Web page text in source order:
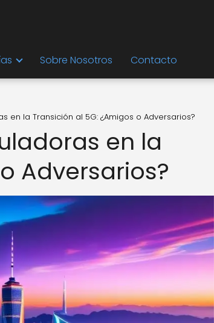
Sobre Nosotros Contacto
en la Transición al 5G: ¿Amigos o Adversarios?
en la
Adversarios?